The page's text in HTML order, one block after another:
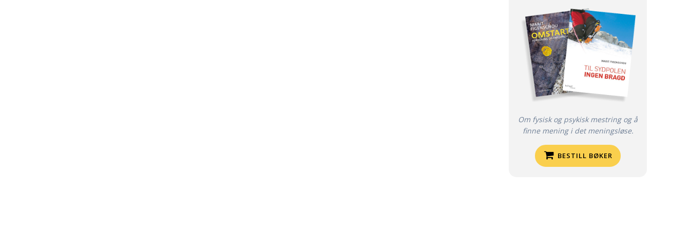
Om fysisk og psykisk mestring og å
finne mening i det meningsløse.
BESTILL BØKER